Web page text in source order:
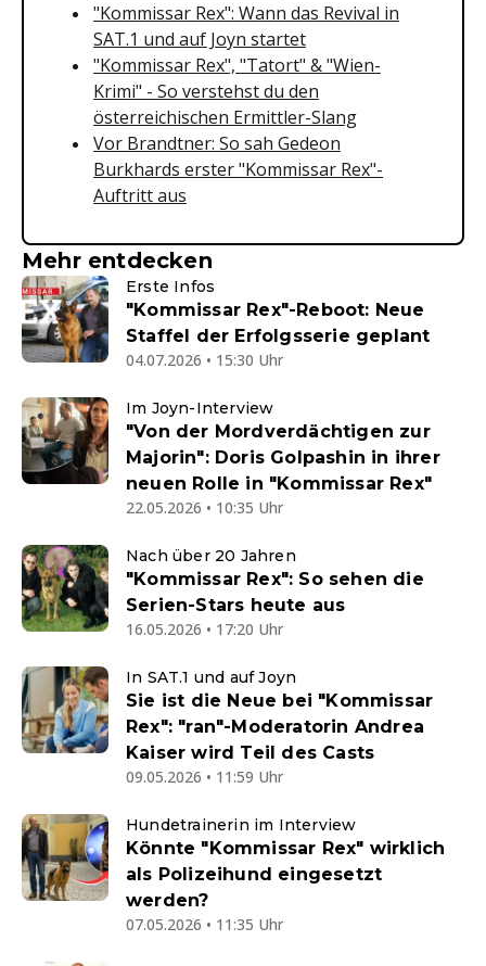
"Kommissar Rex": Wann das Revival in
SAT.1 und auf Joyn startet
"Kommissar Rex", "Tatort" & "Wien-
Krimi" - So verstehst du den
österreichischen Ermittler-Slang
Vor Brandtner: So sah Gedeon
Burkhards erster "Kommissar Rex"-
Auftritt aus
Mehr entdecken
Erste Infos
"Kommissar Rex"-Reboot: Neue
Staffel der Erfolgsserie geplant
04.07.2026 • 15:30 Uhr
Im Joyn-Interview
"Von der Mordverdächtigen zur
Majorin": Doris Golpashin in ihrer
neuen Rolle in "Kommissar Rex"
22.05.2026 • 10:35 Uhr
Nach über 20 Jahren
"Kommissar Rex": So sehen die
Serien-Stars heute aus
16.05.2026 • 17:20 Uhr
In SAT.1 und auf Joyn
Sie ist die Neue bei "Kommissar
Rex": "ran"-Moderatorin Andrea
Kaiser wird Teil des Casts
09.05.2026 • 11:59 Uhr
Hundetrainerin im Interview
Könnte "Kommissar Rex" wirklich
als Polizeihund eingesetzt
werden?
07.05.2026 • 11:35 Uhr